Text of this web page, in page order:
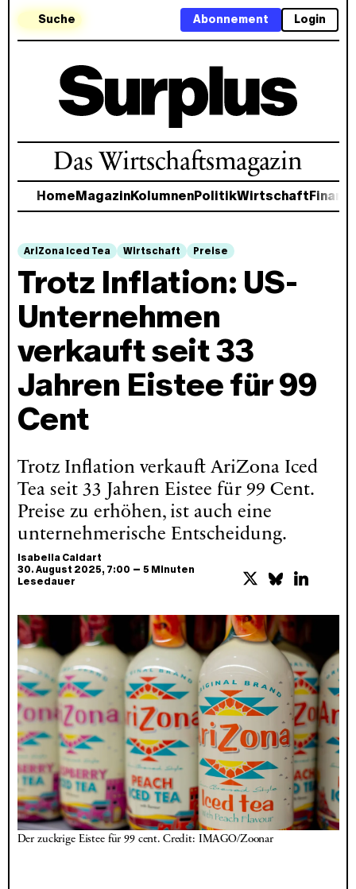
Suche Login
Abonnement
Das Wirtschaftsmagazin
Home MagazinKolumnenPolitikWirtschaft
AriZona Iced Tea Wirtschaft Preise
Trotz Inflation: US-
Unternehmen
verkauft seit 33
Jahren Eistee für 99
Cent
Trotz Inflation verkauft AriZona Iced
Tea seit 33 Jahren Eistee für 99 Cent.
Preise zu erhöhen, ist auch eine
unternehmerische Entscheidung.
Isabella Caldart
30. August 2025, 7:00 – 5 Minuten
Lesedauer
Der zuckrige Eistee für 99 cent. Credit: IMAGO/Zoonar